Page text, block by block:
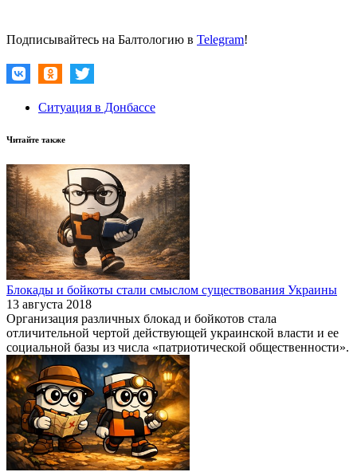
Подписывайтесь на Балтологию в Telegram!
Ситуация в Донбассе
Читайте также
Блокады и бойкоты стали смыслом существования Украины
13 августа 2018
Организация различных блокад и бойкотов стала
отличительной чертой действующей украинской власти и ее
социальной базы из числа «патриотической общественности».